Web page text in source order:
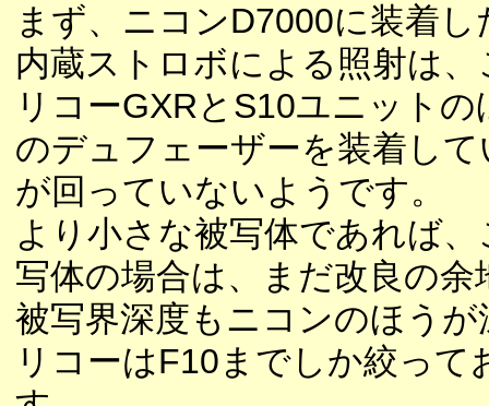
まず、ニコンD7000に装着し
内蔵ストロボによる照射は
リコーGXRとS10ユニット
のデュフェーザーを装着し
が回っていないようです。
より小さな被写体であれば
写体の場合は、まだ改良の
被写界深度もニコンのほう
リコーはF10までしか絞っ